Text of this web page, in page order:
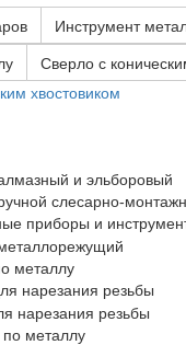
Инструмент
Сверло с
хвостовиком
и эльборовый
слесарно-
приборы и
металлу
нарезания резьбы
нарезания резьбы
по металлу